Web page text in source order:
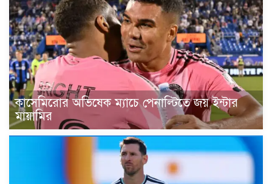
কাসেমিরোর অভিষেক ম্যাচে পেনাল্টিতে জয় ইন্টার
মায়ামির